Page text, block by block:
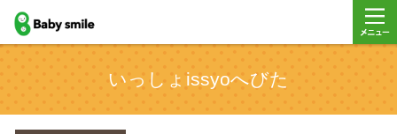
baby smile
いっしょissyoへびた